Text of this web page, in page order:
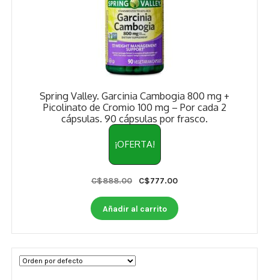
Spring Valley. Garcinia Cambogia 800 mg +
Picolinato de Cromio 100 mg – Por cada 2
cápsulas. 90 cápsulas por frasco.
¡OFERTA!
C$888.00
Original
was:
C$888.00.
C$777.00Current
is:
Añadir al carrito